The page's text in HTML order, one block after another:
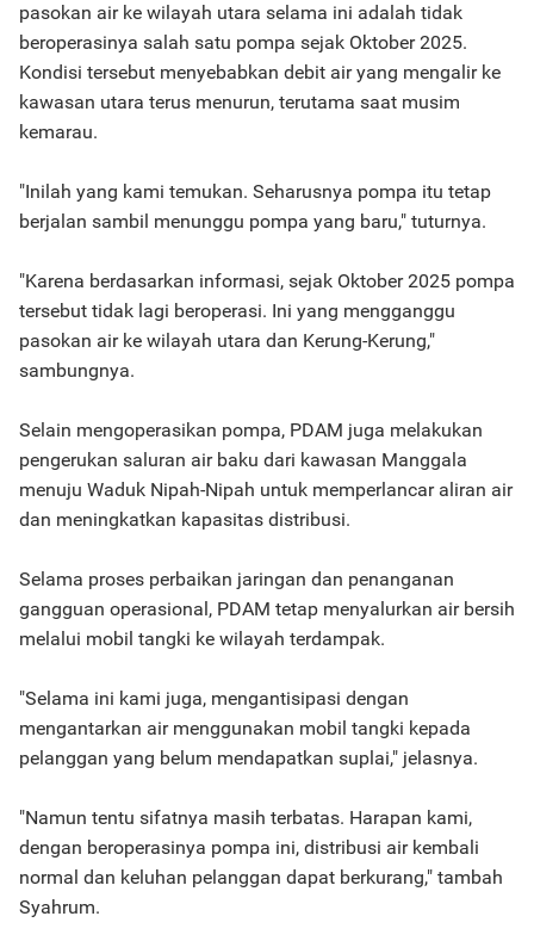
pasokan air ke wilayah utara selama ini adalah tidak
beroperasinya salah satu pompa sejak Oktober 2025.
Kondisi tersebut menyebabkan debit air yang mengalir ke
kawasan utara terus menurun, terutama saat musim
kemarau.
"Inilah yang kami temukan. Seharusnya pompa itu tetap
berjalan sambil menunggu pompa yang baru," tuturnya.
"Karena berdasarkan informasi, sejak Oktober 2025 pompa
tersebut tidak lagi beroperasi. Ini yang mengganggu
pasokan air ke wilayah utara dan Kerung-Kerung,"
sambungnya.
Selain mengoperasikan pompa, PDAM juga melakukan
pengerukan saluran air baku dari kawasan Manggala
menuju Waduk Nipah-Nipah untuk memperlancar aliran air
dan meningkatkan kapasitas distribusi.
Selama proses perbaikan jaringan dan penanganan
gangguan operasional, PDAM tetap menyalurkan air bersih
melalui mobil tangki ke wilayah terdampak.
"Selama ini kami juga, mengantisipasi dengan
mengantarkan air menggunakan mobil tangki kepada
pelanggan yang belum mendapatkan suplai," jelasnya.
"Namun tentu sifatnya masih terbatas. Harapan kami,
dengan beroperasinya pompa ini, distribusi air kembali
normal dan keluhan pelanggan dapat berkurang," tambah
Syahrum.